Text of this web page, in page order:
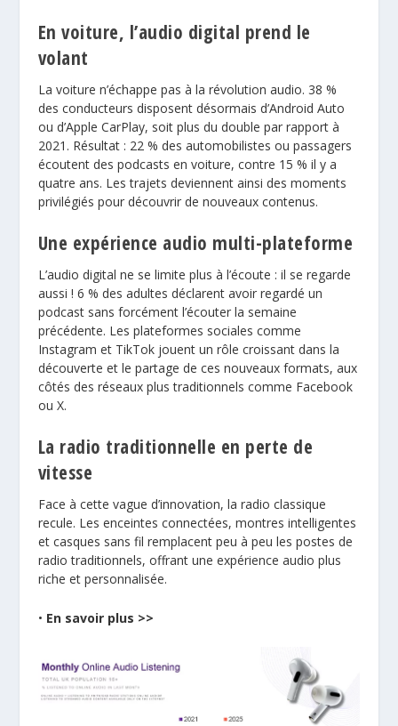
En voiture, l’audio digital prend le
volant
La voiture n’échappe pas à la révolution audio. 38 %
des conducteurs disposent désormais d’Android Auto
ou d’Apple CarPlay, soit plus du double par rapport à
2021. Résultat : 22 % des automobilistes ou passagers
écoutent des podcasts en voiture, contre 15 % il y a
quatre ans. Les trajets deviennent ainsi des moments
privilégiés pour découvrir de nouveaux contenus.
Une expérience audio multi-plateforme
L’audio digital ne se limite plus à l’écoute : il se regarde
aussi ! 6 % des adultes déclarent avoir regardé un
podcast sans forcément l’écouter la semaine
précédente. Les plateformes sociales comme
Instagram et TikTok jouent un rôle croissant dans la
découverte et le partage de ces nouveaux formats, aux
côtés des réseaux plus traditionnels comme Facebook
ou X.
La radio traditionnelle en perte de
vitesse
Face à cette vague d’innovation, la radio classique
recule. Les enceintes connectées, montres intelligentes
et casques sans fil remplacent peu à peu les postes de
radio traditionnels, offrant une expérience audio plus
riche et personnalisée.
• En savoir plus >>